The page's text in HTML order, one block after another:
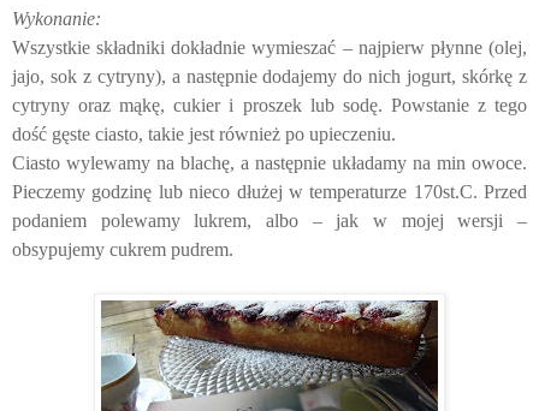
Wykonanie:
Wszystkie składniki dokładnie wymieszać – najpierw płynne (olej,
jajo, sok z cytryny), a następnie dodajemy do nich jogurt, skórkę z
cytryny oraz mąkę, cukier i proszek lub sodę. Powstanie z tego
dość gęste ciasto, takie jest również po upieczeniu.
Ciasto wylewamy na blachę, a następnie układamy na min owoce.
Pieczemy godzinę lub nieco dłużej w temperaturze 170st.C. Przed
podaniem polewamy lukrem, albo – jak w mojej wersji –
obsypujemy cukrem pudrem.